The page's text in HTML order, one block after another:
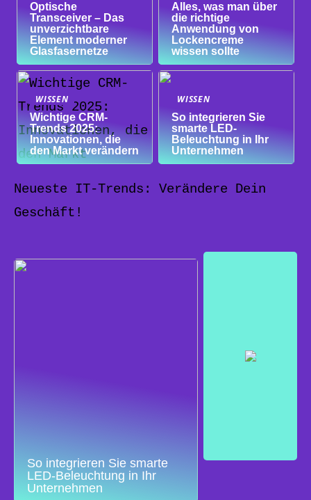
Optische
Transceiver – Das
unverzichtbare
Element moderner
Glasfasernetze
Alles, was man über
die richtige
Anwendung von
Lockencreme
wissen sollte
WISSEN
Wichtige CRM-
Trends 2025:
Innovationen, die
den Markt verändern
WISSEN
So integrieren Sie
smarte LED-
Beleuchtung in Ihr
Unternehmen
Neueste IT-Trends: Verändere Dein
Geschäft!
So integrieren Sie smarte
LED-Beleuchtung in Ihr
Unternehmen